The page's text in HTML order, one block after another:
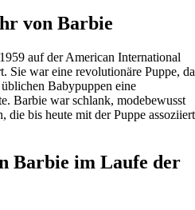
von Barbie
auf der American International
Sie war eine revolutionäre Puppe, da
Babypuppen eine
Barbie war schlank, modebewusst
die bis heute mit der Puppe assoziiert
Barbie im Laufe der